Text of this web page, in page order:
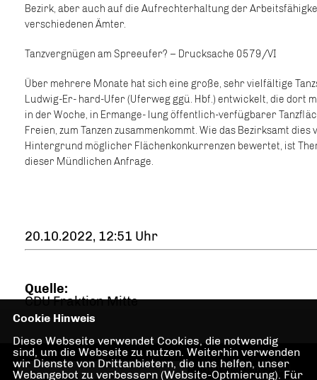
Bezirk, aber auch auf die Aufrechterhaltung der
verschiedenen Ämter.
Tanzvergnügen am Spreeufer? – Drucksache 0579/VI
Über mehrere Monate hat sich eine große, sehr vielfältige
Ludwig-Er- hard-Ufer (Uferweg ggü. Hbf.) entwickelt, die dort
in der Woche, in Ermange- lung öffentlich-verfügbarer
Freien, zum Tanzen zusammenkommt. Wie das Bezirksamt dies
Hintergrund möglicher Flächenkonkurrenzen bewertet, ist
dieser Mündlichen Anfrage.
20.10.2022, 12:51 Uhr
Quelle:
CDU Fraktion Mitte
Homepage des CDU
Cookie Hinweis
Diese Webseite verwendet Cookies, die notwendig
sind, um die Webseite zu nutzen. Weiterhin verwenden
wir Dienste von Drittanbietern, die uns helfen, unser
Webangebot zu verbessern (Website-Optmierung). Für